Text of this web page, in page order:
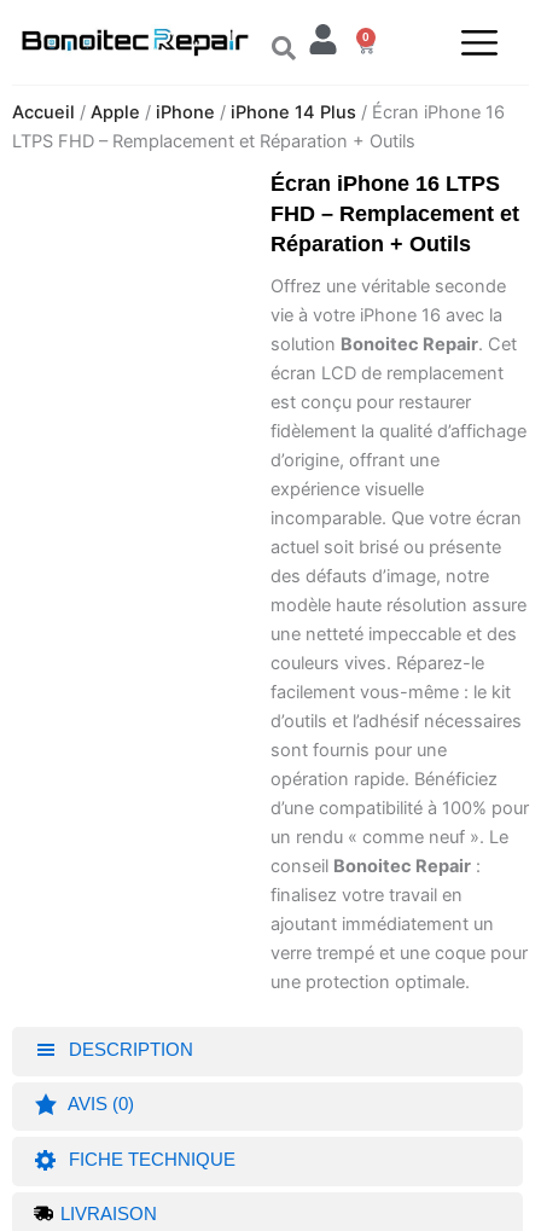
0
Panier
Accueil / Apple / iPhone / iPhone 14 Plus / Écran iPhone 16
LTPS FHD – Remplacement et Réparation + Outils
Écran iPhone 16 LTPS
FHD – Remplacement et
Réparation + Outils
Offrez une véritable seconde
vie à votre iPhone 16 avec la
solution Bonoitec Repair. Cet
écran LCD de remplacement
est conçu pour restaurer
fidèlement la qualité d’affichage
d’origine, offrant une
expérience visuelle
incomparable. Que votre écran
actuel soit brisé ou présente
des défauts d’image, notre
modèle haute résolution assure
une netteté impeccable et des
couleurs vives. Réparez-le
facilement vous-même : le kit
d’outils et l’adhésif nécessaires
sont fournis pour une
opération rapide. Bénéficiez
d’une compatibilité à 100% pour
un rendu « comme neuf ». Le
conseil Bonoitec Repair :
finalisez votre travail en
ajoutant immédiatement un
verre trempé et une coque pour
une protection optimale.
DESCRIPTION
AVIS (0)
FICHE TECHNIQUE
LIVRAISON